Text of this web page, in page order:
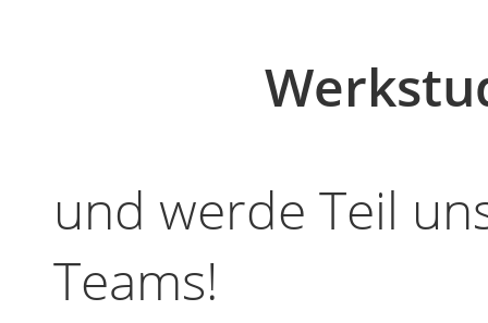
und werde Teil
Teams!